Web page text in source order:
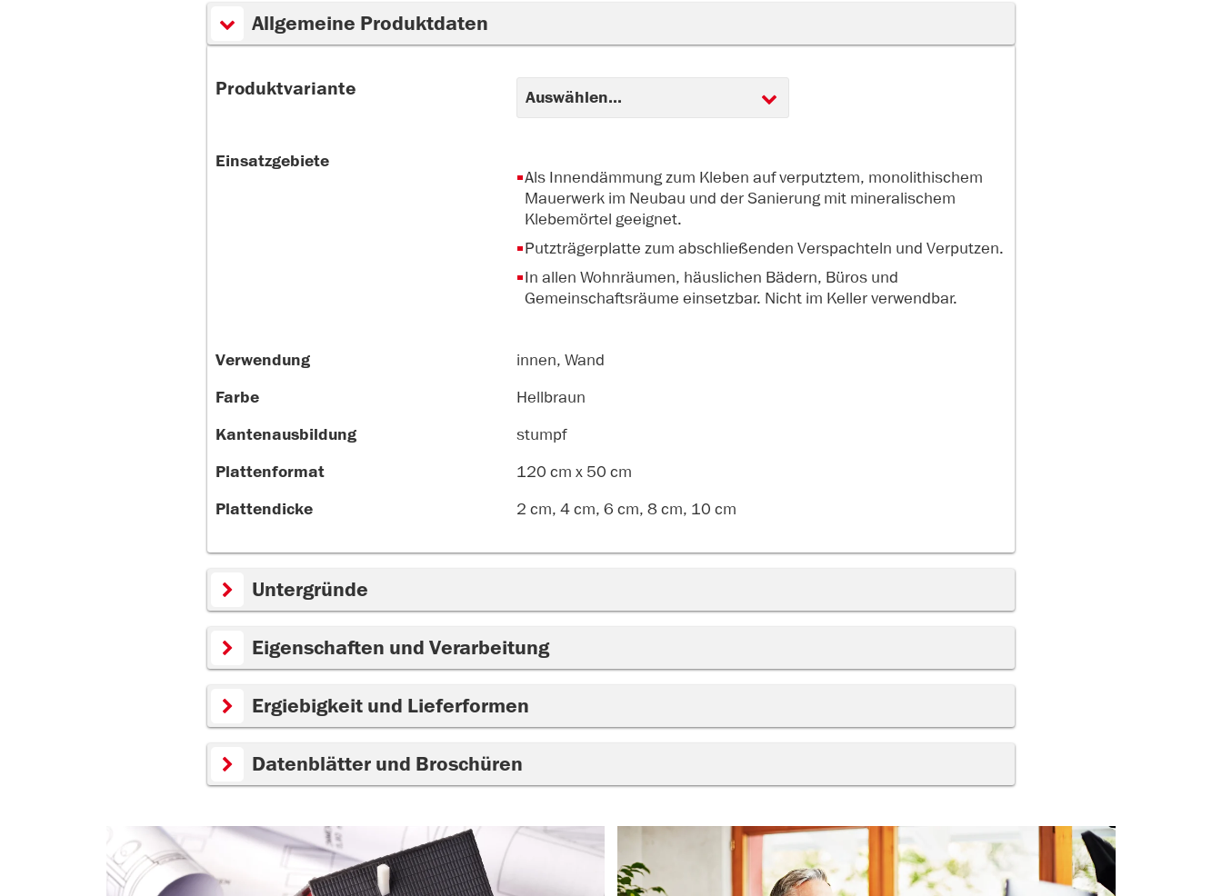
Allgemeine Produktdaten
Produktvariante
Einsatzgebiete
Als Innendämmung zum Kleben auf verputztem, monolithischem
Mauerwerk im Neubau und der Sanierung mit mineralischem
Klebemörtel geeignet.
Putzträgerplatte zum abschließenden Verspachteln und Verputzen.
In allen Wohnräumen, häuslichen Bädern, Büros und
Gemeinschaftsräume einsetzbar. Nicht im Keller verwendbar.
Verwendung innen, Wand
Farbe Hellbraun
Kantenausbildung stumpf
Plattenformat 120 cm x 50 cm
Plattendicke 2 cm, 4 cm, 6 cm, 8 cm, 10 cm
Untergründe
Eigenschaften und Verarbeitung
Ergiebigkeit und Lieferformen
Datenblätter und Broschüren